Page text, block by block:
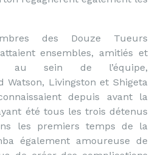
des Douze Tueurs
ensembles, amitiés et
au sein de l’équipe,
Livingston et Shigeta
depuis avant la
été tous les trois détenus
les premiers temps de la
également amoureuse de